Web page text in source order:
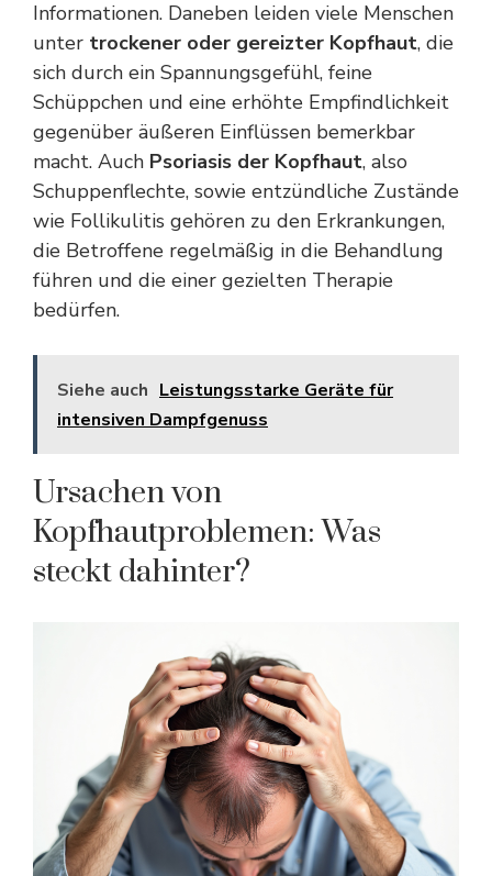
Informationen. Daneben leiden viele Menschen
unter trockener oder gereizter Kopfhaut, die
sich durch ein Spannungsgefühl, feine
Schüppchen und eine erhöhte Empfindlichkeit
gegenüber äußeren Einflüssen bemerkbar
macht. Auch Psoriasis der Kopfhaut, also
Schuppenflechte, sowie entzündliche Zustände
wie Follikulitis gehören zu den Erkrankungen,
die Betroffene regelmäßig in die Behandlung
führen und die einer gezielten Therapie
bedürfen.
Siehe auch Leistungsstarke Geräte für
intensiven Dampfgenuss
Ursachen von
Kopfhautproblemen: Was
steckt dahinter?